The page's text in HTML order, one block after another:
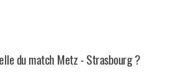
du match Metz - Strasbourg ?